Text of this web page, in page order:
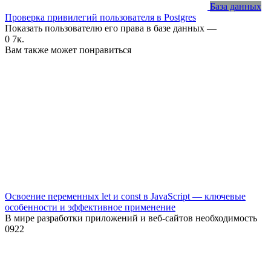
База данных
Проверка привилегий пользователя в Postgres
Показать пользователю его права в базе данных —
0 7к.
Вам также может понравиться
Освоение переменных let и const в JavaScript — ключевые
особенности и эффективное применение
В мире разработки приложений и веб-сайтов необходимость
0922